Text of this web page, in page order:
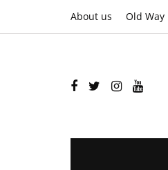
About us Old Way